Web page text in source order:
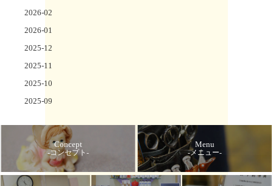
2026-02
2026-01
2025-12
2025-11
2025-10
2025-09
Concept
-コンセプト-
Menu
-メニュー-